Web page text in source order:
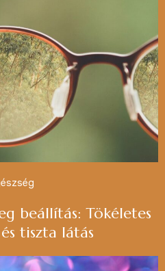
beállítás: Tökéletes
tiszta látás